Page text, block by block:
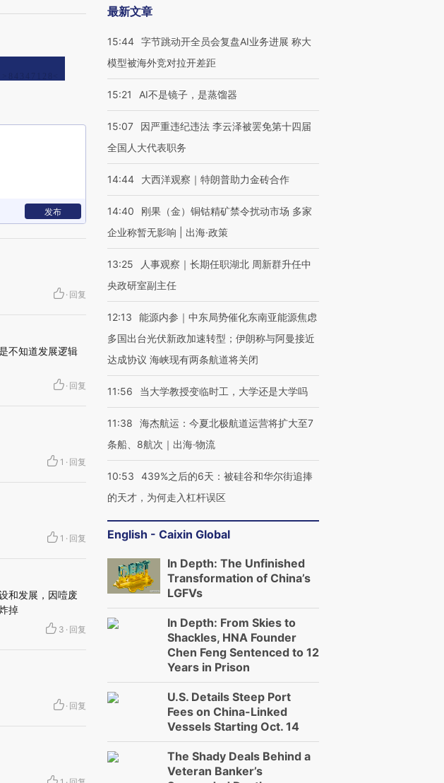
发布
· 回复
不知道发展逻辑
· 回复
1 · 回复
1 · 回复
和发展，因噎废
掉
3 · 回复
· 回复
最新文章
15:44 字节跳动开全员会复盘AI业务进展 称大
模型被海外竞对拉开差距
15:21 AI不是镜子，是蒸馏器
15:07
因严重违纪违法 李云泽被罢免第十四届
全国人大代表职务
14:44 大西洋观察｜特朗普助力金砖合作
14:40
刚果（金）铜钴精矿禁令扰动市场 多家
企业称暂无影响 | 出海·政策
13:25
人事观察｜长期任职湖北 周新群升任中
央政研室副主任
12:13
能源内参｜中东局势催化东南亚能源焦虑
多国出台光伏新政加速转型；伊朗称与阿曼接近
达成协议 海峡现有两条航道将关闭
11:56 当大学教授变临时工，大学还是大学吗
11:38
海杰航运：今夏北极航道运营将扩大至7
条船、8航次｜出海·物流
10:53
439%之后的6天：被硅谷和华尔街追捧
的天才，为何走入杠杆误区
English - Caixin Global
In Depth: The Unfinished
Transformation of China’s
LGFVs
In Depth: From Skies to
Shackles, HNA Founder
Chen Feng Sentenced to 12
Years in Prison
U.S. Details Steep Port
Fees on China-Linked
Vessels Starting Oct. 14
The Shady Deals Behind a
Veteran Banker’s